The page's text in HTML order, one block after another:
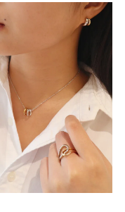
４℃
すべてのジュエリー